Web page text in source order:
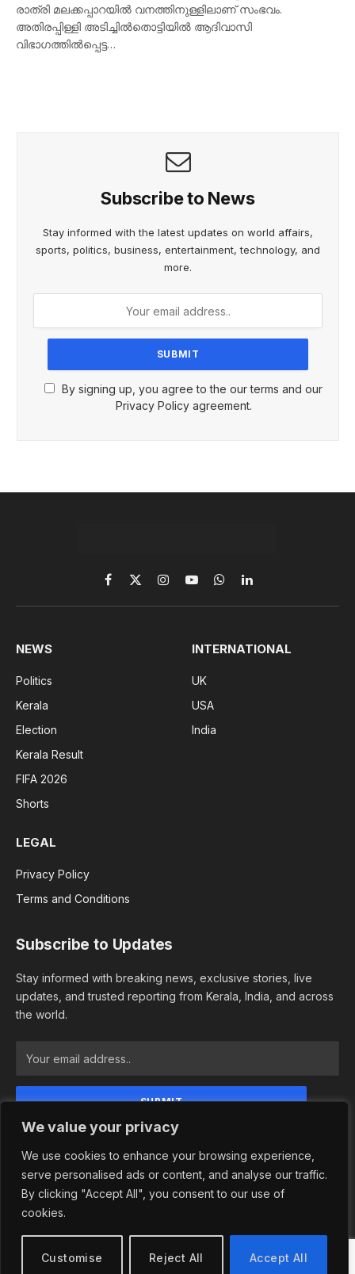
We value your privacy
We use cookies to enhance your browsing experience,
serve personalised ads or content, and analyse our traffic.
By clicking "Accept All", you consent to our use of
cookies.
Customise Reject All Accept All
രാത്രി മലക്കപ്പാറയിൽ വനത്തിനുള്ളിലാണ് സംഭവം.
അതിരപ്പിള്ളി അടിച്ചിൽതൊട്ടിയിൽ ആദിവാസി
വിഭാഗത്തിൽപ്പെട്ട…
Subscribe to News
Stay informed with the latest updates on world affairs,
sports, politics, business, entertainment, technology, and
more.
By signing up, you agree to the our terms and our
Privacy Policy agreement.
Facebook
X
(Twitter)
InstagramYouTubeWhatsAppLinkedIn
NEWS
Politics
Kerala
Election
Kerala Result
FIFA 2026
Shorts
INTERNATIONAL
UK
USA
India
LEGAL
Privacy Policy
Terms and Conditions
Subscribe to Updates
Stay informed with breaking news, exclusive stories, live
updates, and trusted reporting from Kerala, India, and across
the world.
By signing up, you agree to the our terms and our
Privacy Policy agreement.
Privacy Policy Terms and Conditions